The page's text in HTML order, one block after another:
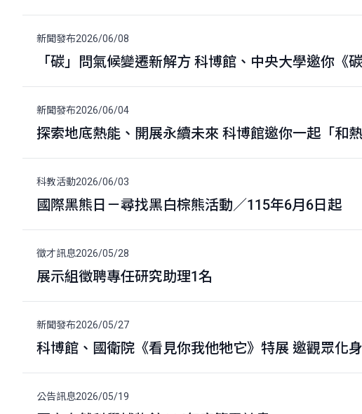
2026/06/08
新聞發布
「碳」問氣候變遷新解方 科博館、中央大學邀你《
2026/06/04
新聞發布
探索地底熱能、開展永續未來 科博館邀你一起「和熱
2026/06/03
科教活動
國際黑熊日－尋找黑白棕熊活動／115年6月6日起
2026/05/28
徵才訊息
展示組徵聘專任研究助理1名
2026/05/27
新聞發布
科博館、國衛院《看見你我他牠它》特展 邀觀眾化
2026/05/19
公告訊息